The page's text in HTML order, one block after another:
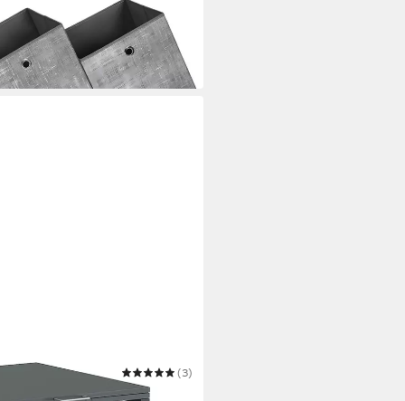
aus verzinktem Stahl
(3)